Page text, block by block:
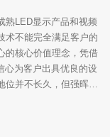
熟LED显示产品和视频
术不能完全满足客户的
的核心价值理念，凭借
心为客户出具优良的设
位并不长久，但强晖科